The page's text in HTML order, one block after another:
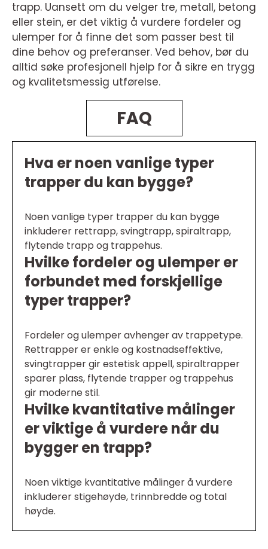
trapp. Uansett om du velger tre, metall, betong
eller stein, er det viktig å vurdere fordeler og
ulemper for å finne det som passer best til
dine behov og preferanser. Ved behov, bør du
alltid søke profesjonell hjelp for å sikre en trygg
og kvalitetsmessig utførelse.
FAQ
Hva er noen vanlige typer
trapper du kan bygge?
Noen vanlige typer trapper du kan bygge
inkluderer rettrapp, svingtrapp, spiraltrapp,
flytende trapp og trappehus.
Hvilke fordeler og ulemper er
forbundet med forskjellige
typer trapper?
Fordeler og ulemper avhenger av trappetype.
Rettrapper er enkle og kostnadseffektive,
svingtrapper gir estetisk appell, spiraltrapper
sparer plass, flytende trapper og trappehus
gir moderne stil.
Hvilke kvantitative målinger
er viktige å vurdere når du
bygger en trapp?
Noen viktige kvantitative målinger å vurdere
inkluderer stigehøyde, trinnbredde og total
høyde.